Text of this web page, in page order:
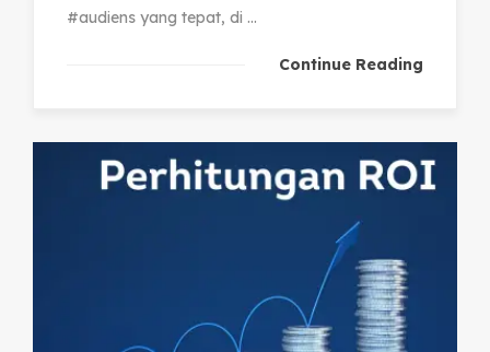
#audiens yang tepat, di ...
Continue Reading